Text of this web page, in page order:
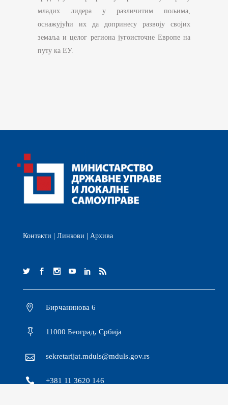
младих лидера у различитим пољима,
оснажујући их да допринесу развоју својих
земаља и целог региона југоисточне Европе на
путу ка ЕУ.
Контакти Линкови Архива
Бирчанинова 6
11000 Београд, Србија
sekretarijat.mduls@mduls.gov.rs
+381 11 3620 146